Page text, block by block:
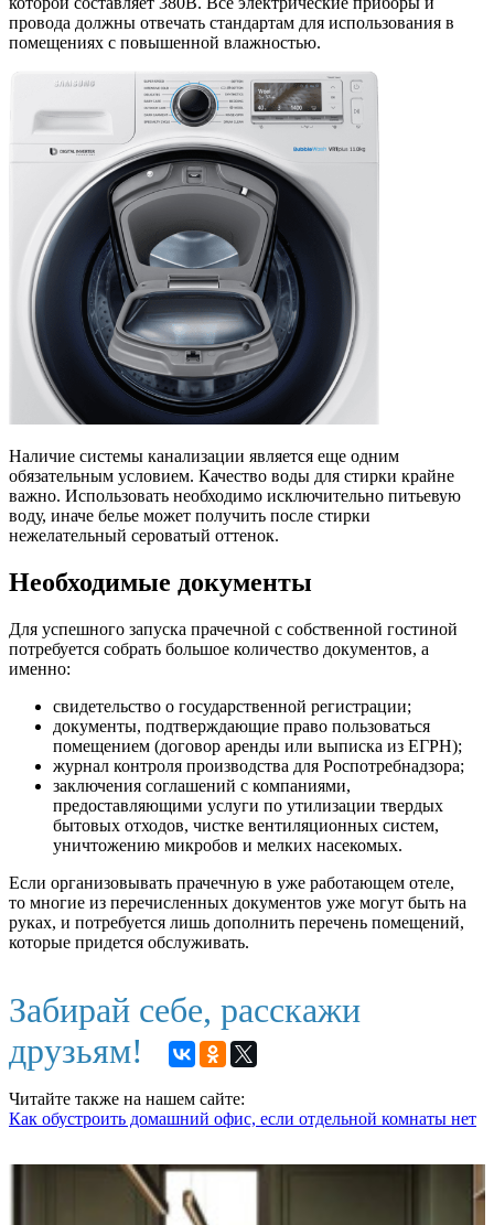
провода должны отвечать стандартам для использования в
помещениях с повышенной влажностью.
Наличие системы канализации является еще одним
обязательным условием. Качество воды для стирки крайне
важно. Использовать необходимо исключительно питьевую
воду, иначе белье может получить после стирки
нежелательный сероватый оттенок.
Необходимые документы
Для успешного запуска прачечной с собственной гостиной
потребуется собрать большое количество документов, а
именно:
свидетельство о государственной регистрации;
документы, подтверждающие право пользоваться
помещением (договор аренды или выписка из ЕГРН);
журнал контроля производства для Роспотребнадзора;
заключения соглашений с компаниями,
предоставляющими услуги по утилизации твердых
бытовых отходов, чистке вентиляционных систем,
уничтожению микробов и мелких насекомых.
Если организовывать прачечную в уже работающем отеле,
то многие из перечисленных документов уже могут быть на
руках, и потребуется лишь дополнить перечень помещений,
которые придется обслуживать.
Забирай себе, расскажи
друзьям!
Читайте также на нашем сайте:
Как обустроить домашний офис, если отдельной комнаты нет